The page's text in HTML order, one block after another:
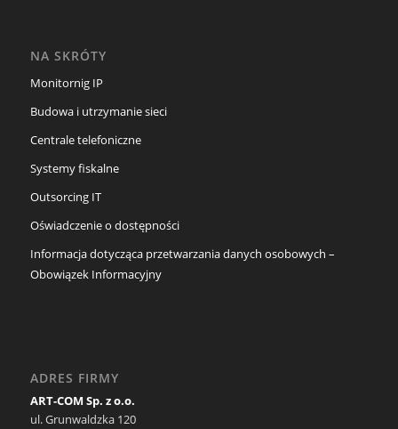
NA SKRÓTY
Monitornig IP
Budowa i utrzymanie sieci
Centrale telefoniczne
Systemy fiskalne
Outsorcing IT
Oświadczenie o dostępności
Informacja dotycząca przetwarzania danych osobowych –
Obowiązek Informacyjny
ADRES FIRMY
ART-COM Sp. z o.o.
ul. Grunwaldzka 120